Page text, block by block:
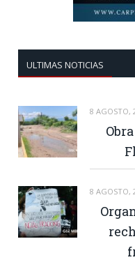
ULTIMAS NOTICIAS
8 AGOSTO,
8 AGOSTO,